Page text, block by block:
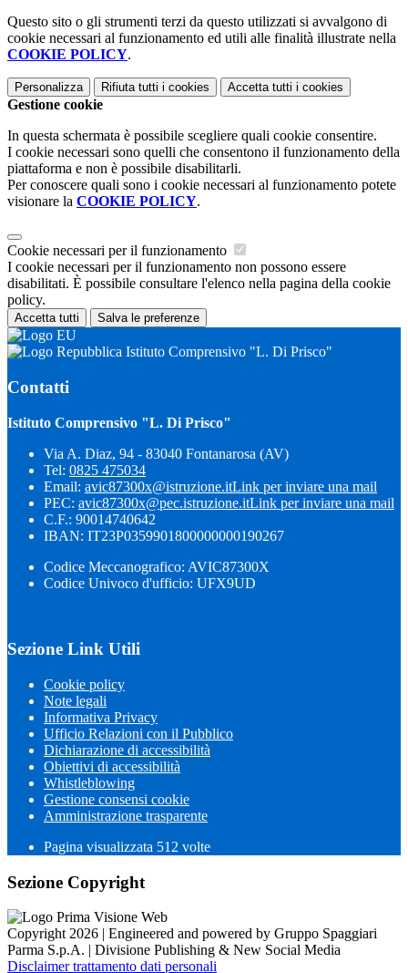
Questo sito o gli strumenti terzi da questo utilizzati si avvalgono di
cookie necessari al funzionamento ed utili alle finalità illustrate nella
COOKIE POLICY.
Personalizza Rifiuta tutti i cookies Accetta tutti i cookies
Gestione cookie
In questa schermata è possibile scegliere quali cookie consentire.
I cookie necessari sono quelli che consentono il funzionamento della
piattaforma e non è possibile disabilitarli.
Per conoscere quali sono i cookie necessari al funzionamento potete
visionare la COOKIE POLICY.
Cookie necessari per il funzionamento
I cookie necessari per il funzionamento non possono essere
disabilitati. È possibile consultare l'elenco nella pagina della cookie
policy.
Accetta tutti Salva le preferenze
Istituto Comprensivo "L. Di Prisco"
Contatti
Istituto Comprensivo "L. Di Prisco"
Via A. Diaz, 94 - 83040 Fontanarosa (AV)
Tel: 0825 475034
Email: avic87300x@istruzione.itLink per inviare una mail
PEC: avic87300x@pec.istruzione.itLink per inviare una mail
C.F.: 90014740642
IBAN: IT23P0359901800000000190267
Codice Meccanografico: AVIC87300X
Codice Univoco d'ufficio: UFX9UD
Sezione Link Utili
Cookie policy
Note legali
Informativa Privacy
Ufficio Relazioni con il Pubblico
Dichiarazione di accessibilità
Obiettivi di accessibilità
Whistleblowing
Gestione consensi cookie
Amministrazione trasparente
Pagina visualizzata 512 volte
Sezione Copyright
Copyright 2026 | Engineered and powered by Gruppo Spaggiari
Parma S.p.A. | Divisione Publishing & New Social Media
Disclaimer trattamento dati personali